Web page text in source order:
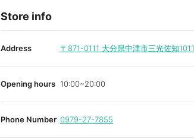
Store info
Address 〒871-0111 大分県中津市三光佐知1011
Opening hours 10:00~20:00
Phone Number 0979-27-7855